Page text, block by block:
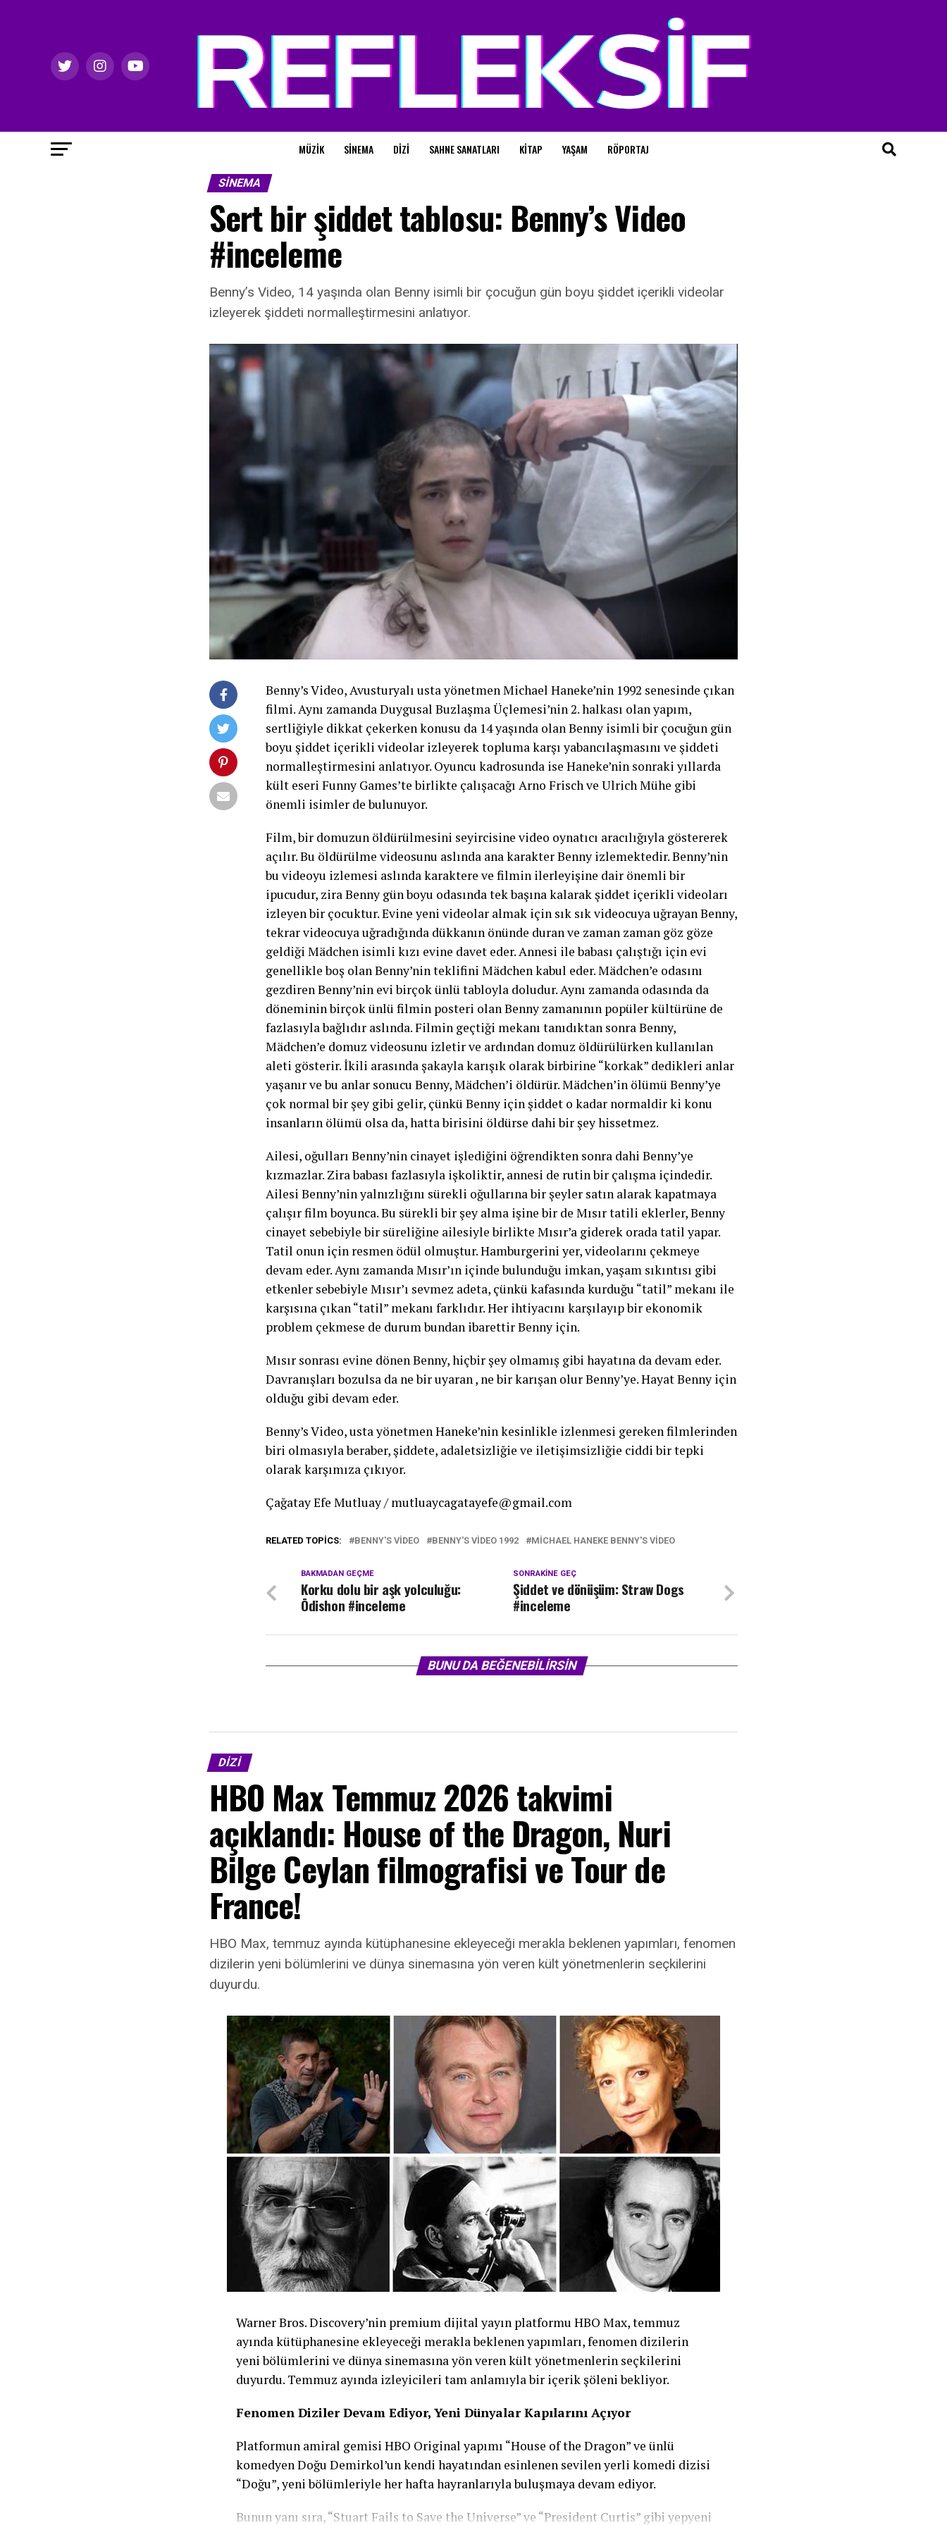
MÜZIK SINEMA DIZI SAHNE SANATLARI KITAP YAŞAM RÖPORTAJ
SINEMA
Sert bir şiddet tablosu: Benny’s Video
#inceleme
Benny’s Video, 14 yaşında olan Benny isimli bir çocuğun gün boyu şiddet içerikli videolar
izleyerek şiddeti normalleştirmesini anlatıyor.
Benny’s Video, Avusturyalı usta yönetmen Michael Haneke’nin 1992 senesinde çıkan
filmi. Aynı zamanda Duygusal Buzlaşma Üçlemesi’nin 2. halkası olan yapım,
sertliğiyle dikkat çekerken konusu da 14 yaşında olan Benny isimli bir çocuğun gün
boyu şiddet içerikli videolar izleyerek topluma karşı yabancılaşmasını ve şiddeti
normalleştirmesini anlatıyor. Oyuncu kadrosunda ise Haneke’nin sonraki yıllarda
kült eseri Funny Games’te birlikte çalışacağı Arno Frisch ve Ulrich Mühe gibi
önemli isimler de bulunuyor.
Film, bir domuzun öldürülmesini seyircisine video oynatıcı aracılığıyla göstererek
açılır. Bu öldürülme videosunu aslında ana karakter Benny izlemektedir. Benny’nin
bu videoyu izlemesi aslında karaktere ve filmin ilerleyişine dair önemli bir
ipucudur, zira Benny gün boyu odasında tek başına kalarak şiddet içerikli videoları
izleyen bir çocuktur. Evine yeni videolar almak için sık sık videocuya uğrayan Benny,
tekrar videocuya uğradığında dükkanın önünde duran ve zaman zaman göz göze
geldiği Mädchen isimli kızı evine davet eder. Annesi ile babası çalıştığı için evi
genellikle boş olan Benny’nin teklifini Mädchen kabul eder. Mädchen’e odasını
gezdiren Benny’nin evi birçok ünlü tabloyla doludur. Aynı zamanda odasında da
döneminin birçok ünlü filmin posteri olan Benny zamanının popüler kültürüne de
fazlasıyla bağlıdır aslında. Filmin geçtiği mekanı tanıdıktan sonra Benny,
Mädchen’e domuz videosunu izletir ve ardından domuz öldürülürken kullanılan
aleti gösterir. İkili arasında şakayla karışık olarak birbirine “korkak” dedikleri anlar
yaşanır ve bu anlar sonucu Benny, Mädchen’i öldürür. Mädchen’in ölümü Benny’ye
çok normal bir şey gibi gelir, çünkü Benny için şiddet o kadar normaldir ki konu
insanların ölümü olsa da, hatta birisini öldürse dahi bir şey hissetmez.
Ailesi, oğulları Benny’nin cinayet işlediğini öğrendikten sonra dahi Benny’ye
kızmazlar. Zira babası fazlasıyla işkoliktir, annesi de rutin bir çalışma içindedir.
Ailesi Benny’nin yalnızlığını sürekli oğullarına bir şeyler satın alarak kapatmaya
çalışır film boyunca. Bu sürekli bir şey alma işine bir de Mısır tatili eklerler, Benny
cinayet sebebiyle bir süreliğine ailesiyle birlikte Mısır’a giderek orada tatil yapar.
Tatil onun için resmen ödül olmuştur. Hamburgerini yer, videolarını çekmeye
devam eder. Aynı zamanda Mısır’ın içinde bulunduğu imkan, yaşam sıkıntısı gibi
etkenler sebebiyle Mısır’ı sevmez adeta, çünkü kafasında kurduğu “tatil” mekanı ile
karşısına çıkan “tatil” mekanı farklıdır. Her ihtiyacını karşılayıp bir ekonomik
problem çekmese de durum bundan ibarettir Benny için.
Mısır sonrası evine dönen Benny, hiçbir şey olmamış gibi hayatına da devam eder.
Davranışları bozulsa da ne bir uyaran , ne bir karışan olur Benny’ye. Hayat Benny için
olduğu gibi devam eder.
Benny’s Video, usta yönetmen Haneke’nin kesinlikle izlenmesi gereken filmlerinden
biri olmasıyla beraber, şiddete, adaletsizliğie ve iletişimsizliğie ciddi bir tepki
olarak karşımıza çıkıyor.
Çağatay Efe Mutluay / mutluaycagatayefe@gmail.com
RELATED TOPICS: BENNY'S VIDEO BENNY'S VIDEO 1992 MICHAEL HANEKE BENNY'S VIDEO
SONRAKINE GEÇ
Şiddet ve dönüşüm: Straw Dogs
#inceleme
BAKMADAN GEÇME
Korku dolu bir aşk yolculuğu:
Ōdishon #inceleme
BUNU DA BEĞENEBILIRSIN
DIZI
HBO Max Temmuz 2026 takvimi
açıklandı: House of the Dragon, Nuri
Bilge Ceylan filmografisi ve Tour de
France!
HBO Max, temmuz ayında kütüphanesine ekleyeceği merakla beklenen yapımları, fenomen
dizilerin yeni bölümlerini ve dünya sinemasına yön veren kült yönetmenlerin seçkilerini
duyurdu.
Warner Bros. Discovery’nin premium dijital yayın platformu HBO Max, temmuz
ayında kütüphanesine ekleyeceği merakla beklenen yapımları, fenomen dizilerin
yeni bölümlerini ve dünya sinemasına yön veren kült yönetmenlerin seçkilerini
duyurdu. Temmuz ayında izleyicileri tam anlamıyla bir içerik şöleni bekliyor.
Fenomen Diziler Devam Ediyor, Yeni Dünyalar Kapılarını Açıyor
Platformun amiral gemisi HBO Original yapımı “House of the Dragon” ve ünlü
komedyen Doğu Demirkol’un kendi hayatından esinlenen sevilen yerli komedi dizisi
“Doğu”, yeni bölümleriyle her hafta hayranlarıyla buluşmaya devam ediyor.
Bunun yanı sıra, “Stuart Fails to Save the Universe” ve “President Curtis” gibi yepyeni